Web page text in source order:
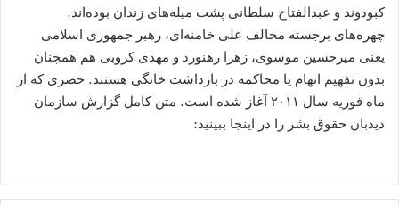
کبودوند و عبدالفتاح سلطانی پشت میله‌های زندان بوده‌اند.
چهره‌های برجسته مخالف علی خامنه‌ای، رهبر جمهوری اسلامی
یعنی میرحسین موسوی، زهرا رهنورد و مهدی کروبی هم همچنان
بدون تفهیم اتهام یا محاکمه در بازداشت خانگی هستند. حصری که از
ماه فوریه سال ۲۰۱۱ آغاز شده است. متن کامل گزارش سازمان
دیدبان حقوق بشر را در اینجا ببینید: